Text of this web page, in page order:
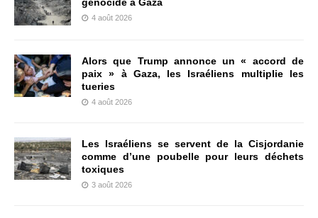
génocide à Gaza
4 août 2026
Alors que Trump annonce un « accord de
paix » à Gaza, les Israéliens multiplie les
tueries
4 août 2026
Les Israéliens se servent de la Cisjordanie
comme d’une poubelle pour leurs déchets
toxiques
3 août 2026